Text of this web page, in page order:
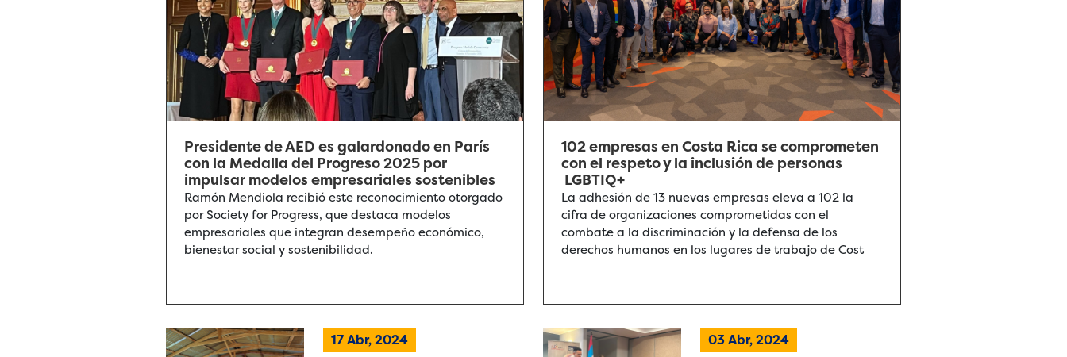
Presidente de AED es galardonado en París
con la Medalla del Progreso 2025 por
impulsar modelos empresariales sostenibles
Ramón Mendiola recibió este reconocimiento otorgado
por Society for Progress, que destaca modelos
empresariales que integran desempeño económico,
bienestar social y sostenibilidad.
102 empresas en Costa Rica se comprometen
con el respeto y la inclusión de personas
LGBTIQ+
La adhesión de 13 nuevas empresas eleva a 102 la
cifra de organizaciones comprometidas con el
combate a la discriminación y la defensa de los
derechos humanos en los lugares de trabajo de Cost
17Abr, 2024 03Abr, 2024